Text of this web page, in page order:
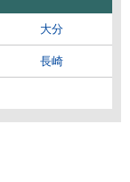
大分
長崎